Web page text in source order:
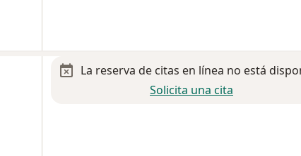
La reserva de citas en línea no está
Solicita una cita